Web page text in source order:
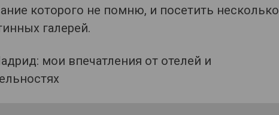
которого не помню, и посетить несколько
галерей.